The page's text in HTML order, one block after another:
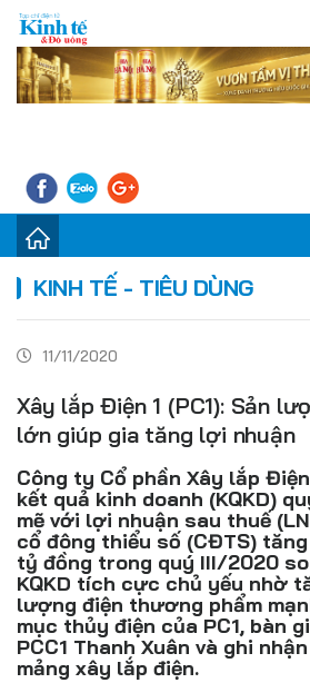
Kinh tế - Tiêu dùng
Đời sống
Thị trường
Doanh nghiệp – Doanh nhân
Đồ uống
Pháp luật
Khoa giáo
Multimedia
KINH TẾ - TIÊU DÙNG
11/11/2020
Xây lắp Điện 1 (PC1): Sản
lớn giúp gia tăng lợi nhuận
Công ty Cổ phần Xây lắp
kết quả kinh doanh (KQKD)
mẽ với lợi nhuận sau thuế
cổ đông thiểu số (CĐTS)
tỷ đồng trong quý III/2020
KQKD tích cực chủ yếu nhờ
lượng điện thương phẩm
mục thủy điện của PC1, bàn
PCC1 Thanh Xuân và ghi
mảng xây lắp điện.